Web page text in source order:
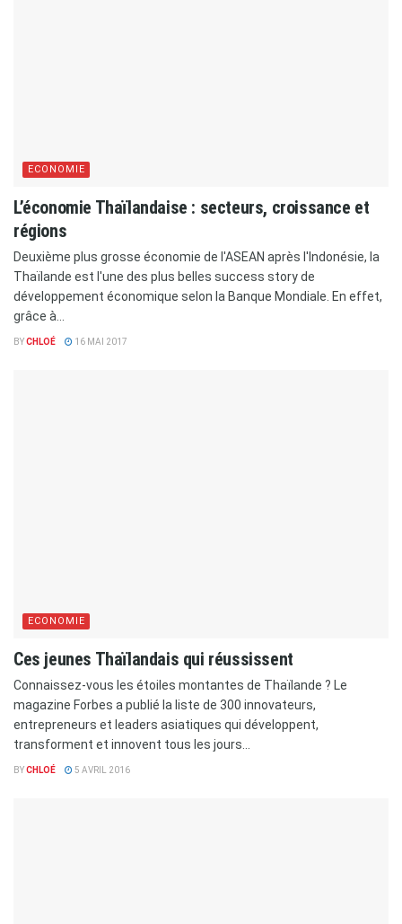
ECONOMIE
L’économie Thaïlandaise : secteurs, croissance et
régions
Deuxième plus grosse économie de l'ASEAN après l'Indonésie, la
Thaïlande est l'une des plus belles success story de
développement économique selon la Banque Mondiale. En effet,
grâce à...
BYCHLOÉ 16 MAI 2017
ECONOMIE
Ces jeunes Thaïlandais qui réussissent
Connaissez-vous les étoiles montantes de Thaïlande ? Le
magazine Forbes a publié la liste de 300 innovateurs,
entrepreneurs et leaders asiatiques qui développent,
transforment et innovent tous les jours...
BYCHLOÉ 5 AVRIL 2016